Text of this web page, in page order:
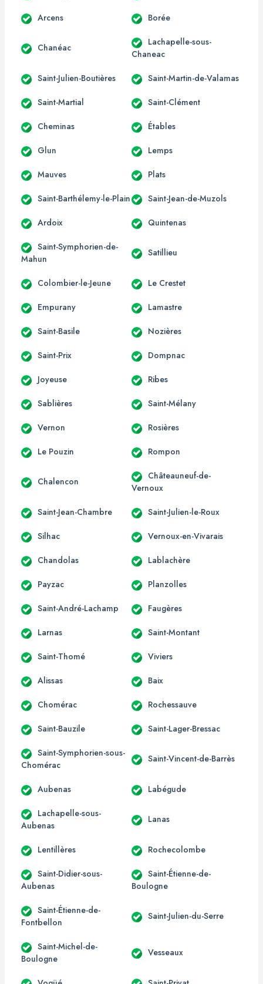
Arcens Borée
Chanéac
Lachapelle-sous-
Chaneac
Saint-Julien-Boutières Saint-Martin-de-Valamas
Saint-Martial Saint-Clément
Cheminas Étables
Glun Lemps
Mauves Plats
Saint-Barthélemy-le-Plain Saint-Jean-de-Muzols
Ardoix Quintenas
Saint-Symphorien-de-
Mahun
Satillieu
Colombier-le-Jeune Le Crestet
Empurany Lamastre
Saint-Basile Nozières
Saint-Prix Dompnac
Joyeuse Ribes
Sablières Saint-Mélany
Vernon Rosières
Le Pouzin Rompon
Chalencon
Châteauneuf-de-
Vernoux
Saint-Jean-Chambre Saint-Julien-le-Roux
Silhac Vernoux-en-Vivarais
Chandolas Lablachère
Payzac Planzolles
Saint-André-Lachamp Faugères
Larnas Saint-Montant
Saint-Thomé Viviers
Alissas Baix
Chomérac Rochessauve
Saint-Bauzile Saint-Lager-Bressac
Saint-Symphorien-sous-
Chomérac
Saint-Vincent-de-Barrès
Aubenas Labégude
Lachapelle-sous-
Aubenas
Lanas
Lentillères Rochecolombe
Saint-Didier-sous-
Aubenas
Saint-Étienne-de-
Boulogne
Saint-Étienne-de-
Fontbellon
Saint-Julien-du-Serre
Saint-Michel-de-
Boulogne
Vesseaux